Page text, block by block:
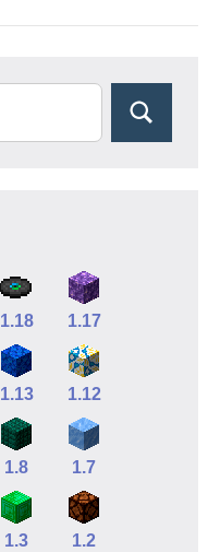
1.18 1.17
1.13 1.12
1.8 1.7
1.3 1.2